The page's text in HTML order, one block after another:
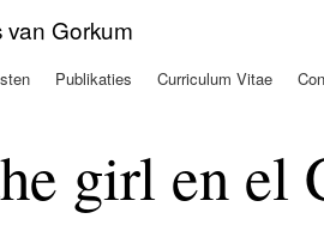
van Gorkum
Publikaties Curriculum Vitae
girl en el